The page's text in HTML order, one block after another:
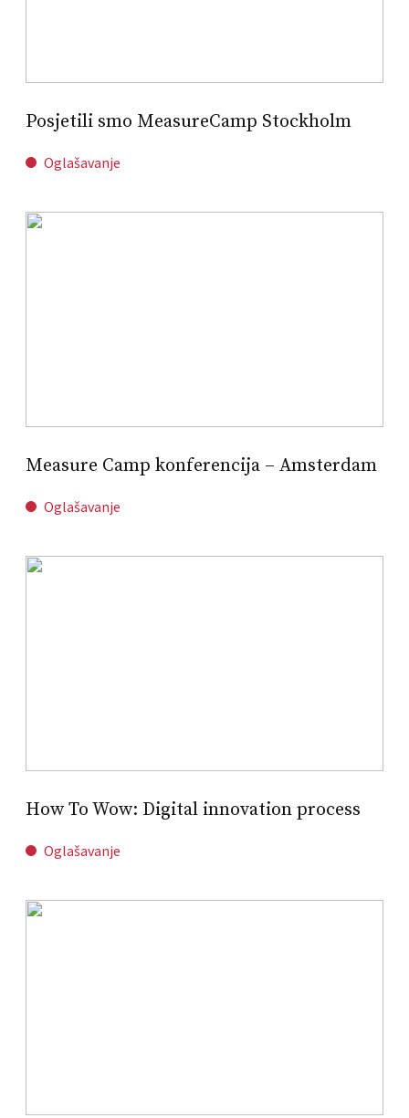
Posjetili smo MeasureCamp Stockholm
Oglašavanje
Measure Camp konferencija – Amsterdam
Oglašavanje
How To Wow: Digital innovation process
Oglašavanje